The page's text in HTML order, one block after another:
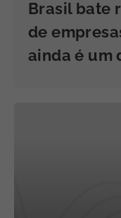
Brasil bate
de
ainda é um